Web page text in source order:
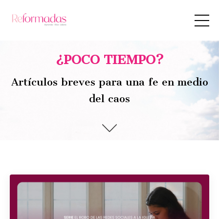
¿POCO TIEMPO?
Artículos breves para una fe en medio
del caos